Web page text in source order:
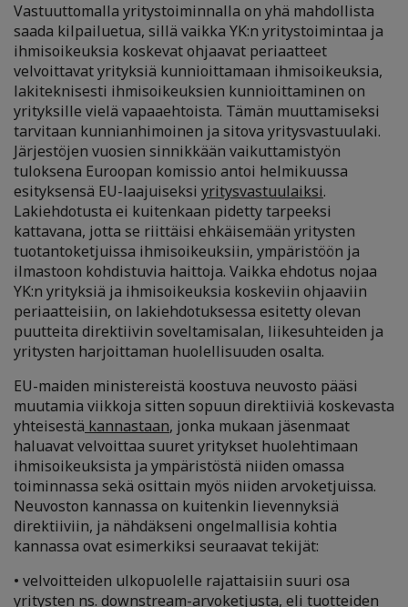
Vastuuttomalla yritystoiminnalla on yhä mahdollista
saada kilpailuetua, sillä vaikka YK:n yritystoimintaa ja
ihmisoikeuksia koskevat ohjaavat periaatteet
velvoittavat yrityksiä kunnioittamaan ihmisoikeuksia,
lakiteknisesti ihmisoikeuksien kunnioittaminen on
yrityksille vielä vapaaehtoista. Tämän muuttamiseksi
tarvitaan kunnianhimoinen ja sitova yritysvastuulaki.
Järjestöjen vuosien sinnikkään vaikuttamistyön
tuloksena Euroopan komissio antoi helmikuussa
esityksensä EU-laajuiseksi yritysvastuulaiksi.
Lakiehdotusta ei kuitenkaan pidetty tarpeeksi
kattavana, jotta se riittäisi ehkäisemään yritysten
tuotantoketjuissa ihmisoikeuksiin, ympäristöön ja
ilmastoon kohdistuvia haittoja. Vaikka ehdotus nojaa
YK:n yrityksiä ja ihmisoikeuksia koskeviin ohjaaviin
periaatteisiin, on lakiehdotuksessa esitetty olevan
puutteita direktiivin soveltamisalan, liikesuhteiden ja
yritysten harjoittaman huolellisuuden osalta.
EU-maiden ministereistä koostuva neuvosto pääsi
muutamia viikkoja sitten sopuun direktiiviä koskevasta
yhteisestä kannastaan, jonka mukaan jäsenmaat
haluavat velvoittaa suuret yritykset huolehtimaan
ihmisoikeuksista ja ympäristöstä niiden omassa
toiminnassa sekä osittain myös niiden arvoketjuissa.
Neuvoston kannassa on kuitenkin lievennyksiä
direktiiviin, ja nähdäkseni ongelmallisia kohtia
kannassa ovat esimerkiksi seuraavat tekijät:
• velvoitteiden ulkopuolelle rajattaisiin suuri osa
yritysten ns. downstream-arvoketjusta, eli tuotteiden